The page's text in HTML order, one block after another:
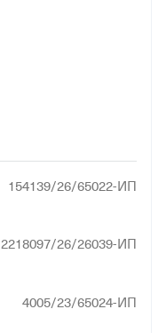
154139/26/65022-ИП
2218097/26/26039-ИП
4005/23/65024-ИП